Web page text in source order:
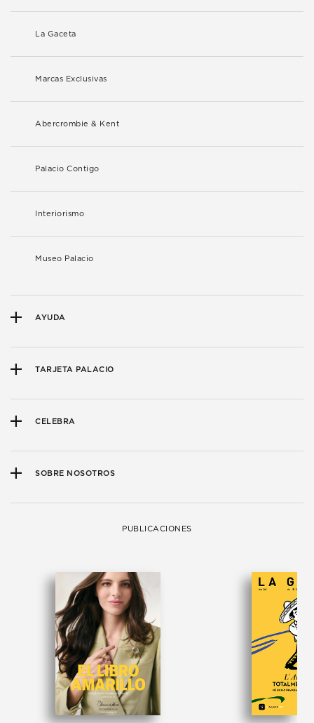
La Gaceta
Marcas Exclusivas
Abercrombie & Kent
Palacio Contigo
Interiorismo
Museo Palacio
AYUDA
TARJETA PALACIO
CELEBRA
SOBRE NOSOTROS
PUBLICACIONES